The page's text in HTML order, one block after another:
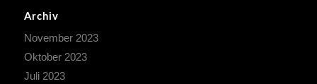
Archiv
November 2023
Oktober 2023
Juli 2023